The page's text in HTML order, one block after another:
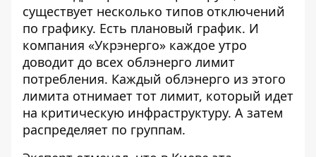
существует несколько типов отключений
по графику. Есть плановый график. И
компания «Укрэнерго» каждое утро
доводит до всех облэнерго лимит
потребления. Каждый облэнерго из этого
лимита отнимает тот лимит, который идет
на критическую инфраструктуру. А затем
распределяет по группам.